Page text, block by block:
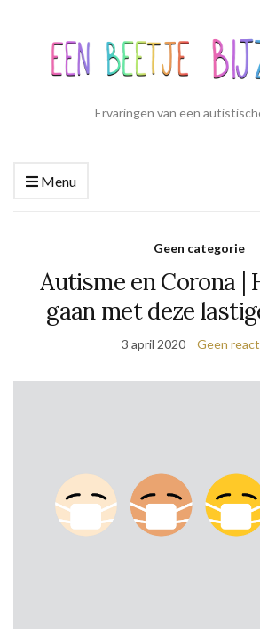
Ervaringen van een
Menu
Geen categorie
Autisme en Corona |
gaan met deze
3 april 2020 Geen